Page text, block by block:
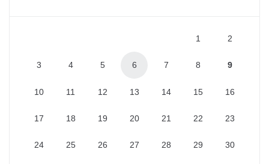
1 2
3 4 5 6 7 8 9
10 11 12 13 14 15 16
17 18 19 20 21 22 23
24 25 26 27 28 29 30